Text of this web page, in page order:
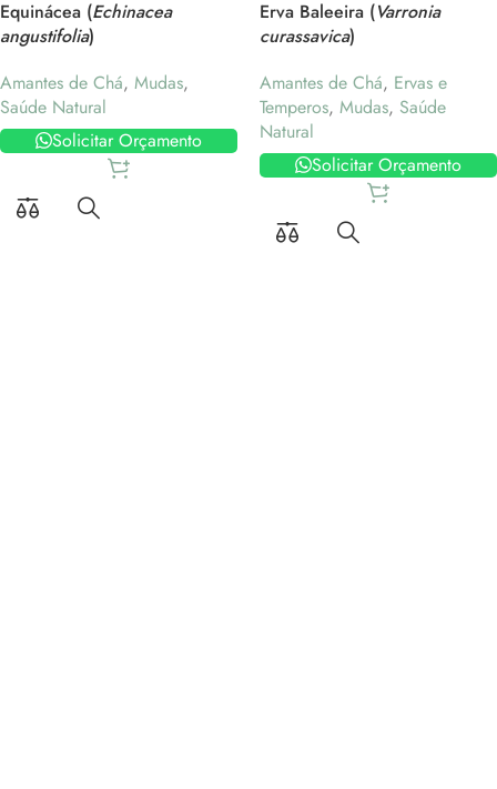
Equinácea (Echinacea
angustifolia)
Amantes de Chá, Mudas,
Saúde Natural
Solicitar Orçamento
Erva Baleeira (Varronia
curassavica)
Amantes de Chá, Ervas e
Temperos, Mudas, Saúde
Natural
Solicitar Orçamento